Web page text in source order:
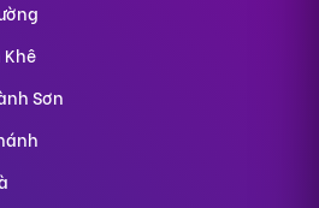
Khê
Sơn